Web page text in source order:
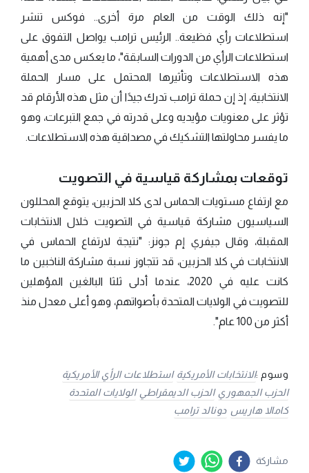
"إنه ذلك الوقت من العام مرة أخرى.. فوكس تنشر
استطلاعات رأي فظيعة.. الرئيس ترامب يواصل التفوق على
استطلاعات الرأي من الدورات السابقة"، ما يعكس مدى أهمية
هذه الاستطلاعات وتأثيرها المحتمل على مسار الحملة
الانتخابية، إذ إن حملة ترامب تدرك جيدًا أن مثل هذه الأرقام قد
تؤثر على معنويات مؤيديه وعلى قدرته في جمع التبرعات، وهو
ما يفسر محاولتها التشكيك في مصداقية هذه الاستطلاعات.
توقعات بمشاركة قياسية في التصويت
مع ارتفاع مستويات الحماس لدى كلا الحزبين، يتوقع المحللون
السياسيون مشاركة قياسية في التصويت خلال الانتخابات
المقبلة، وقال جيفري إم جونز: "نتيجة لارتفاع الحماس في
الانتخابات في كلا الحزبين، قد تتجاوز نسبة مشاركة الناخبين ما
كانت عليه في 2020، عندما أدلى ثلثا البالغين المؤهلين
للتصويت في الولايات المتحدة بأصواتهم، وهو أعلى معدل منذ
أكثر من 100 عام".
وسوم :الانتخابات الأمريكية استطلاعات الرأي الأمريكية
الحزب الجمهوري الحزب الديمقراطي الولايات المتحدة
كامالا هاريس دونالد ترامب
مشاركة